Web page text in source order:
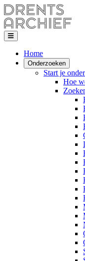
Home
Onderzoeken
Start je
Hoe